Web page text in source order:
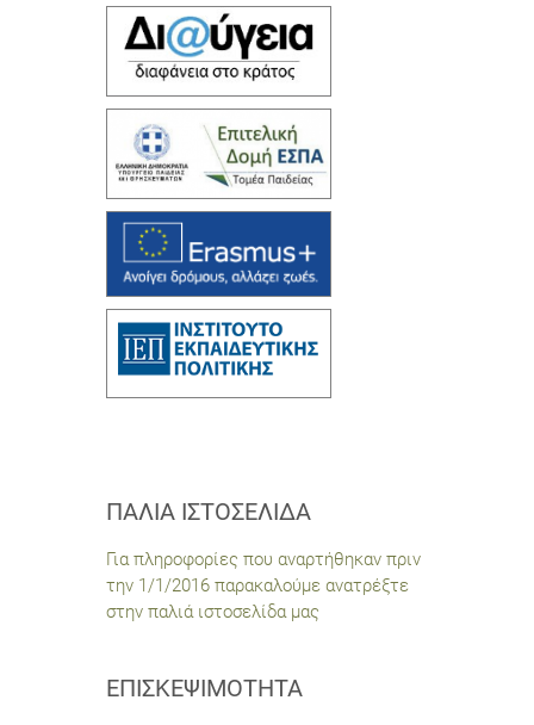
ΠΑΛΙΆ ΙΣΤΟΣΕΛΊΔΑ
Για πληροφορίες που αναρτήθηκαν πριν
την 1/1/2016 παρακαλούμε ανατρέξτε
στην παλιά ιστοσελίδα μας
ΕΠΙΣΚΕΨΙΜΌΤΗΤΑ